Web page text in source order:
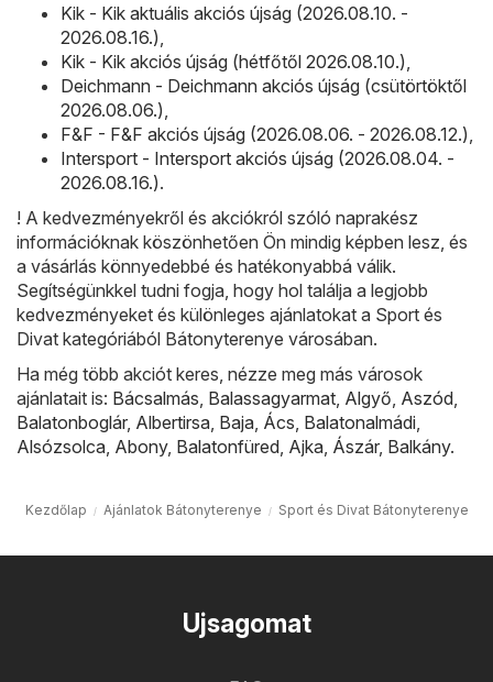
Kik - Kik aktuális akciós újság (2026.08.10. -
2026.08.16.)
Kik - Kik akciós újság (hétfőtől 2026.08.10.)
Deichmann - Deichmann akciós újság (csütörtöktől
2026.08.06.)
F&F - F&F akciós újság (2026.08.06. - 2026.08.12.)
Intersport - Intersport akciós újság (2026.08.04. -
2026.08.16.).
! A kedvezményekről és akciókról szóló naprakész
információknak köszönhetően Ön mindig képben lesz, és
a vásárlás könnyedebbé és hatékonyabbá válik.
Segítségünkkel tudni fogja, hogy hol találja a legjobb
kedvezményeket és különleges ajánlatokat a Sport és
Divat kategóriából Bátonyterenye városában.
Ha még több akciót keres, nézze meg más városok
ajánlatait is: Bácsalmás Balassagyarmat Algyő Aszód
Balatonboglár, Albertirsa Baja Ács Balatonalmádi
Alsózsolca Abony, Balatonfüred Ajka Ászár, Balkány.
Kezdőlap Ajánlatok Bátonyterenye Sport és Divat Bátonyterenye
Ujsagomat